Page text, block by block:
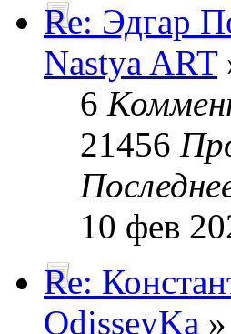
Re: Эдгар
Nastya ART
6
21456
10 фев
Re:
OdisseyKa